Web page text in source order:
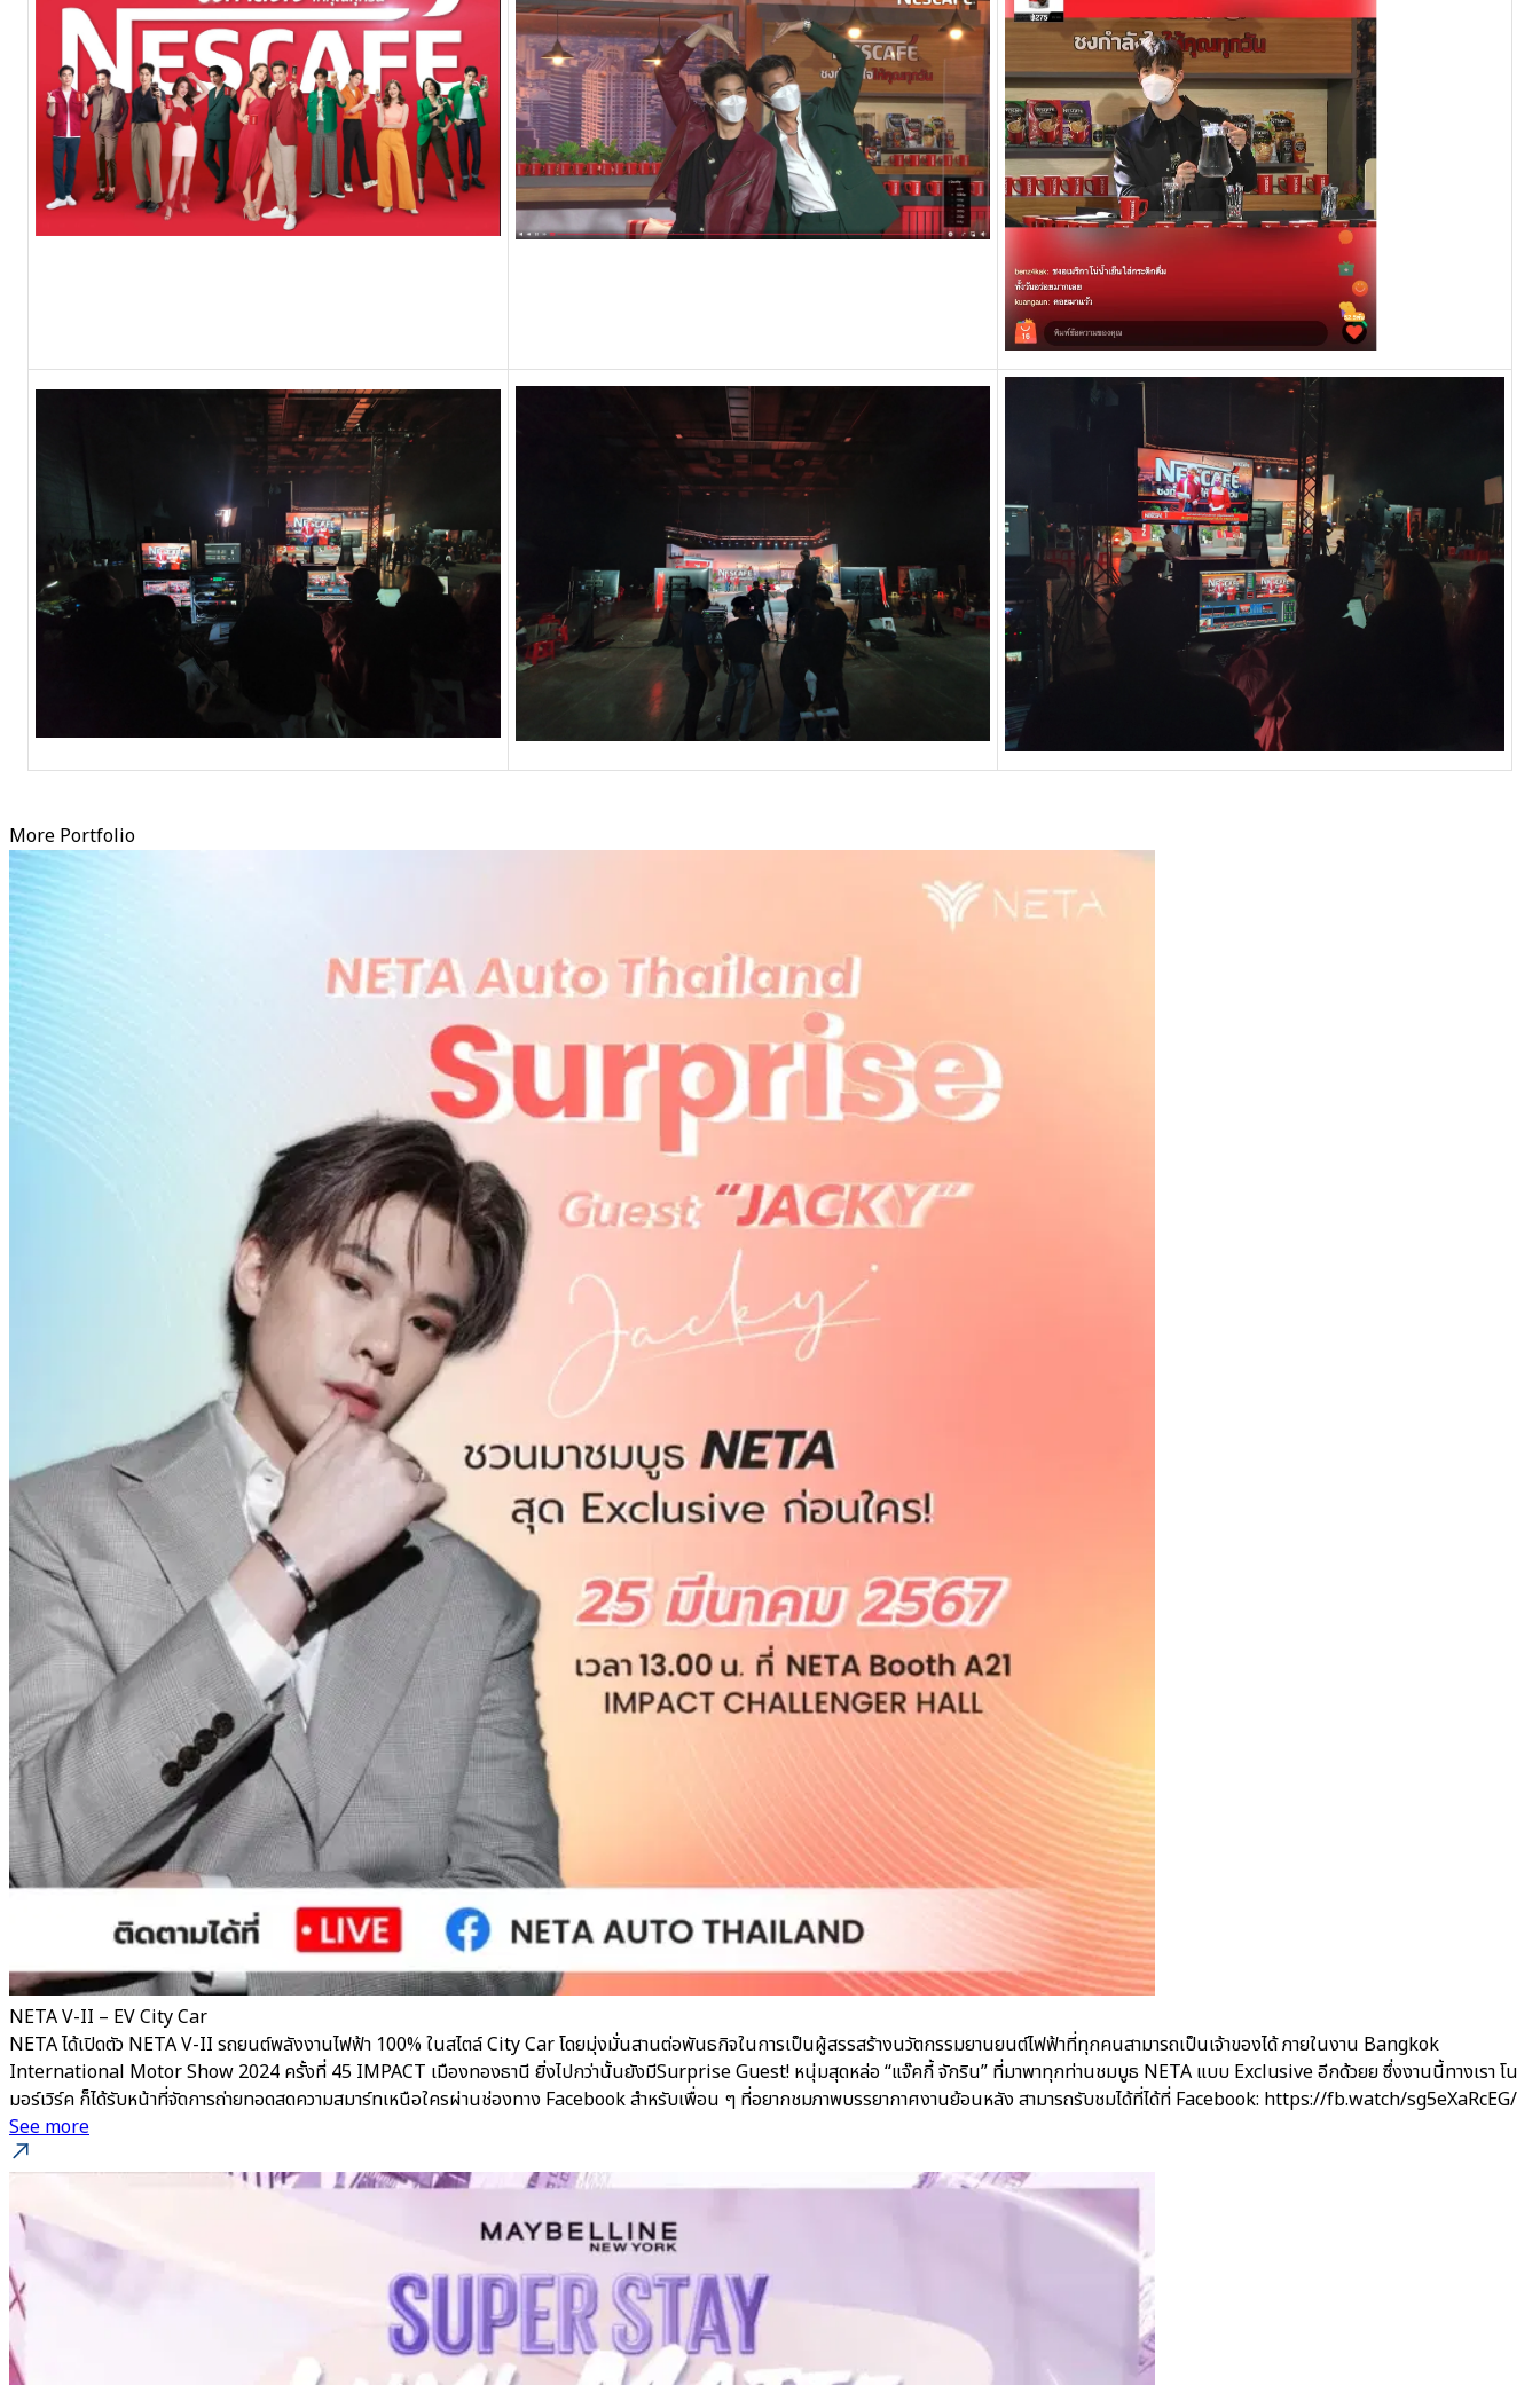
More Portfolio
NETA V-II – EV City Car
NETA ได้เปิดตัว NETA V-II รถยนต์พลังงานไฟฟ้า 100% ในสไตล์ City Car โดยมุ่งมั่นสานต่อพันธกิจในการเป็นผู้สรรสร้างนวัตกรรมยานยนต์ไฟฟ้าที่ทุกคนสามารถเป็นเจ้าของได้ ภายในงาน Bangkok
International Motor Show 2024 ครั้งที่ 45 IMPACT เมืองทองธานี ยิ่งไปกว่านั้นยังมีSurprise Guest! หนุ่มสุดหล่อ “แจ๊คกี้ จักริน” ที่มาพาทุกท่านชมบูธ NETA แบบ Exclusive อีกด้วยย ซึ่งงานนี้ทางเรา โน
มอร์เวิร์ค ก็ได้รับหน้าที่จัดการถ่ายทอดสดความสมาร์ทเหนือใครผ่านช่องทาง Facebook สำหรับเพื่อน ๆ ที่อยากชมภาพบรรยากาศงานย้อนหลัง สามารถรับชมได้ที่ได้ที่ Facebook: https://fb.watch/sg5eXaRcEG/
See more